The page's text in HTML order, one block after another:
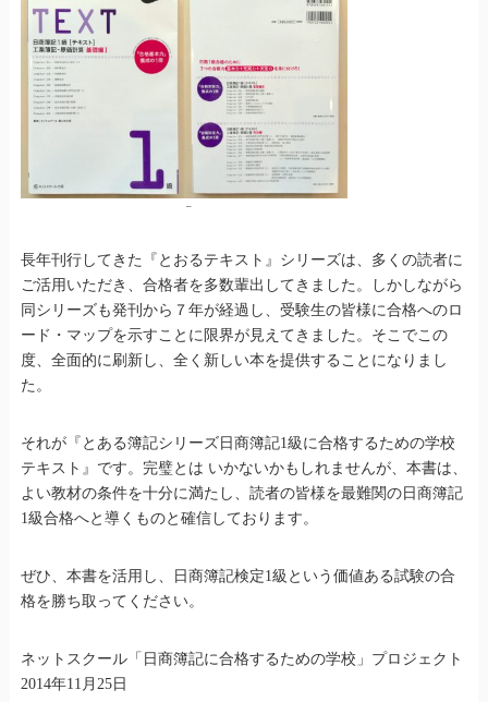
–
長年刊行してきた『とおるテキスト』シリーズは、多くの読者に
ご活用いただき、合格者を多数輩出してきました。しかしながら
同シリーズも発刊から７年が経過し、受験生の皆様に合格へのロ
ード・マップを示すことに限界が見えてきました。そこでこの
度、全面的に刷新し、全く新しい本を提供することになりまし
た。
それが『とある簿記シリーズ日商簿記1級に合格するための学校
テキスト』です。完璧とは いかないかもしれませんが、本書は、
よい教材の条件を十分に満たし、読者の皆様を最難関の日商簿記
1級合格へと導くものと確信しております。
ぜひ、本書を活用し、日商簿記検定1級という価値ある試験の合
格を勝ち取ってください。
ネットスクール「日商簿記に合格するための学校」プロジェクト
2014年11月25日